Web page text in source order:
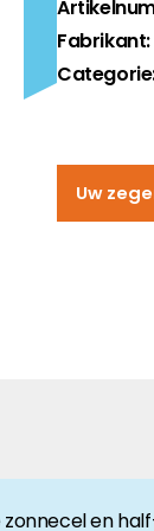
zijn voor de
voor nieuwe
in huis - voor
beste PV-
alle
Fabrikant:
Uw
en